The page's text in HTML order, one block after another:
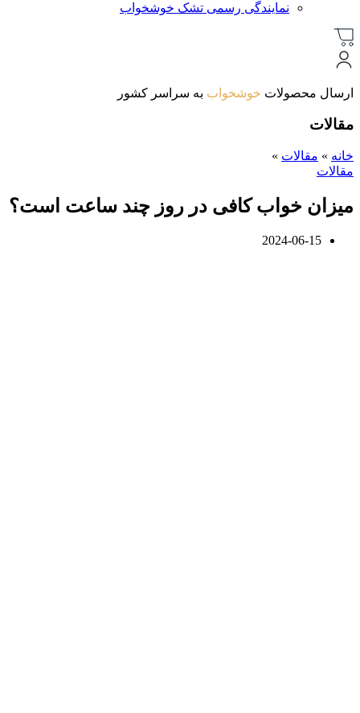
نمایندگی رسمی تشک خوشخواب
ارسال محصولات خوشخواب به سراسر کشور
مقالات
خانه » مقالات »
مقالات
میزان خواب کافی در روز چند ساعت است؟
2024-06-15